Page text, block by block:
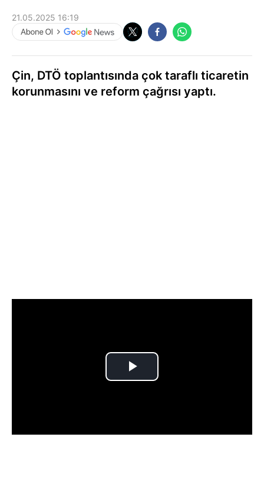
21.05.2025 16:19
Çin, DTÖ toplantısında çok taraflı ticaretin
korunmasını ve reform çağrısı yaptı.